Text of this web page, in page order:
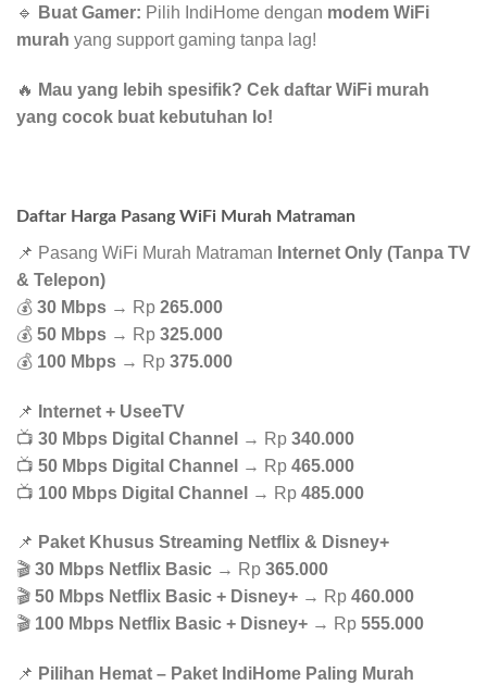
🔹
Buat Gamer: Pilih IndiHome dengan modem WiFi
murah yang support gaming tanpa lag!
🔥 Mau yang lebih spesifik? Cek daftar WiFi murah
yang cocok buat kebutuhan lo!
Daftar Harga Pasang WiFi Murah Matraman
📌 Pasang WiFi Murah Matraman Internet Only (Tanpa TV
& Telepon)
💰 30 Mbps → Rp 265.000
💰 50 Mbps → Rp 325.000
💰 100 Mbps → Rp 375.000
📌
Internet + UseeTV
📺 30 Mbps Digital Channel → Rp 340.000
📺 50 Mbps Digital Channel → Rp 465.000
📺 100 Mbps Digital Channel → Rp 485.000
📌 Paket Khusus Streaming Netflix & Disney+
🎬 30 Mbps Netflix Basic → Rp 365.000
🎬 50 Mbps Netflix Basic + Disney+ → Rp 460.000
🎬 100 Mbps Netflix Basic + Disney+ → Rp 555.000
📌 Pilihan Hemat – Paket IndiHome Paling Murah